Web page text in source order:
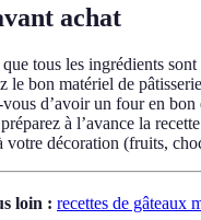
achat
tous les ingrédients sont
le bon matériel de pâtisserie
d’avoir un four en bon
à l’avance la
votre décoration (fruits,
loin : recettes de gâteaux